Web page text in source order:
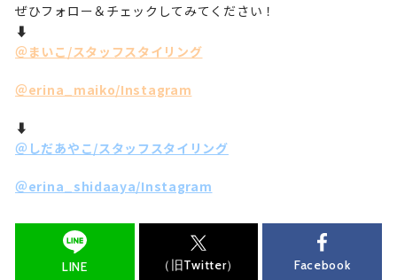
ぜひフォロー＆チェックしてみてください！
⬇️
＠まいこ/スタッフスタイリング
＠erina_maiko/Instagram
⬇️
＠しだあやこ/スタッフスタイリング
＠erina_shidaaya/Instagram
LINE （旧Twitter） Facebook